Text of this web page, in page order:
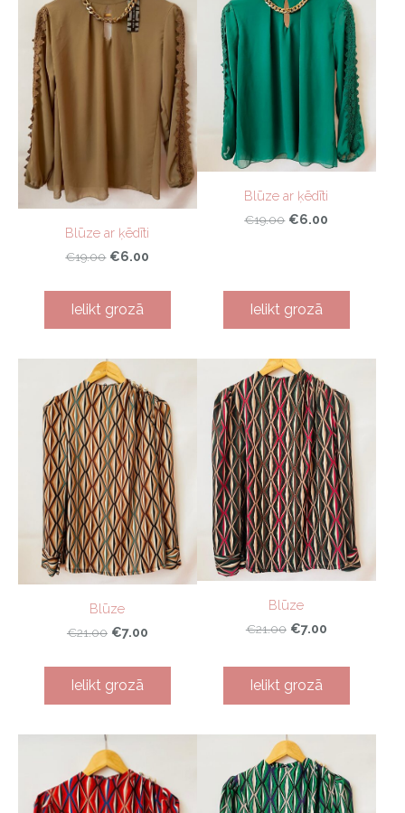
Blūze ar ķēdīti
€19.00 €6.00
Ielikt grozā
Blūze ar ķēdīti
€19.00 €6.00
Ielikt grozā
Blūze
€21.00 €7.00
Ielikt grozā
Blūze
€21.00 €7.00
Ielikt grozā